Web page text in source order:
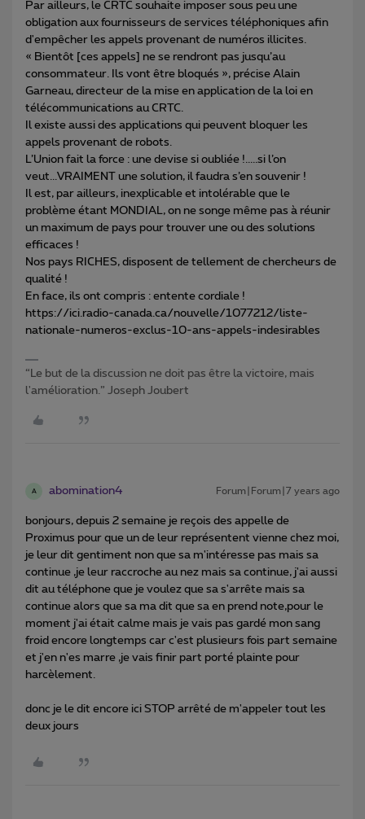
Par ailleurs, le CRTC souhaite imposer sous peu une
obligation aux fournisseurs de services téléphoniques afin
d'empêcher les appels provenant de numéros illicites.
« Bientôt [ces appels] ne se rendront pas jusqu’au
consommateur. Ils vont être bloqués », précise Alain
Garneau, directeur de la mise en application de la loi en
télécommunications au CRTC.
Il existe aussi des applications qui peuvent bloquer les
appels provenant de robots.
L’Union fait la force : une devise si oubliée !.....si l’on
veut...VRAIMENT une solution, il faudra s’en souvenir !
Il est, par ailleurs, inexplicable et intolérable que le
problème étant MONDIAL, on ne songe même pas à réunir
un maximum de pays pour trouver une ou des solutions
efficaces !
Nos pays RICHES, disposent de tellement de chercheurs de
qualité !
En face, ils ont compris : entente cordiale !
https://ici.radio-canada.ca/nouvelle/1077212/liste-
nationale-numeros-exclus-10-ans-appels-indesirables
“Le but de la discussion ne doit pas être la victoire, mais
l'amélioration.” Joseph Joubert
A abomination4 Forum|Forum|7 years ago
bonjours, depuis 2 semaine je reçois des appelle de
Proximus pour que un de leur représentent vienne chez moi,
je leur dit gentiment non que sa m'intéresse pas mais sa
continue ,je leur raccroche au nez mais sa continue, j'ai aussi
dit au téléphone que je voulez que sa s'arrête mais sa
continue alors que sa ma dit que sa en prend note,pour le
moment j'ai était calme mais je vais pas gardé mon sang
froid encore longtemps car c'est plusieurs fois part semaine
et j'en n'es marre ,je vais finir part porté plainte pour
harcèlement.
donc je le dit encore ici STOP arrêté de m'appeler tout les
deux jours